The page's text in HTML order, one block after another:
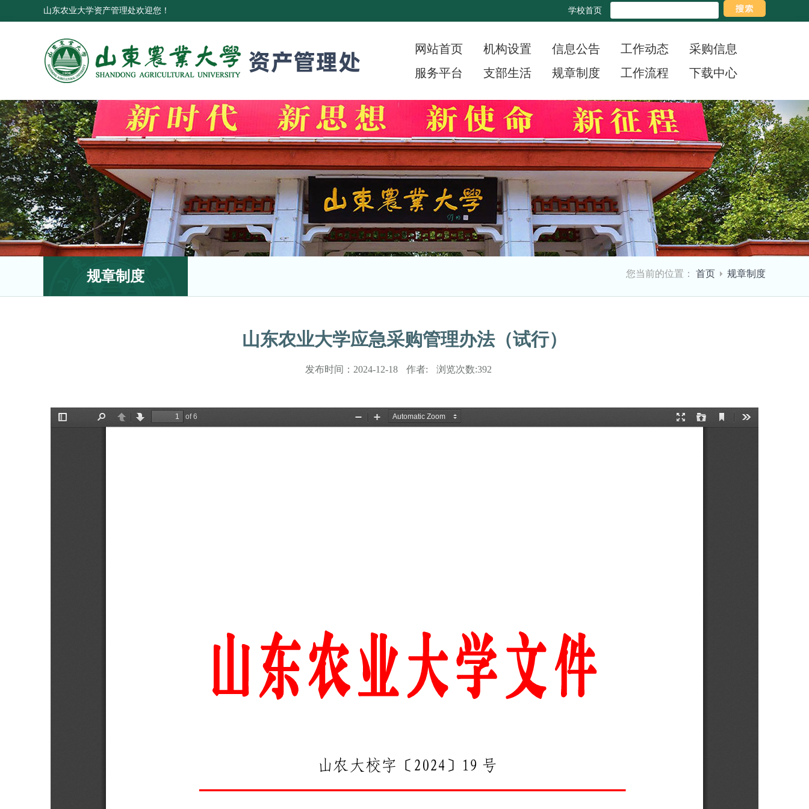
山东农业大学资产管理处欢迎您！ 学校首页
网站首页 机构设置 信息公告 工作动态
采购信息
服务平台
支部生活 规章制度 工作流程 下载中心
规章制度 您当前的位置： 首页 规章制度
山东农业大学应急采购管理办法（试行）
发布时间： 2024-12-18 作者: 浏览次数:392